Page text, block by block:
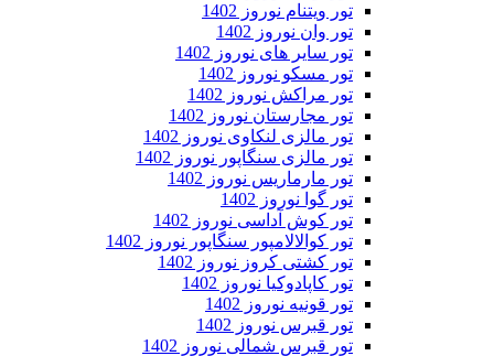
تور ویتنام نوروز 1402
تور وان نوروز 1402
تور سایر های نوروز 1402
تور مسکو نوروز 1402
تور مراکش نوروز 1402
تور مجارستان نوروز 1402
تور مالزی لنکاوی نوروز 1402
تور مالزی سنگاپور نوروز 1402
تور مارماریس نوروز 1402
تور گوا نوروز 1402
تور کوش آداسی نوروز 1402
تور کوالالامپور سنگاپور نوروز 1402
تور کشتی کروز نوروز 1402
تور کاپادوکیا نوروز 1402
تور قونیه نوروز 1402
تور قبرس نوروز 1402
تور قبرس شمالی نوروز 1402